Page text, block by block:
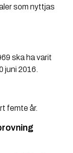
som nyttjas
ska ha varit
2016.
femte år.